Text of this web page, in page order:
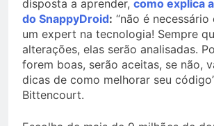
disposta a aprender, como explica
do SnappyDroid: “não é
um expert na tecnologia! Sempre
alterações, elas serão analisadas.
forem boas, serão aceitas, se não,
dicas de como melhorar seu
Bittencourt.